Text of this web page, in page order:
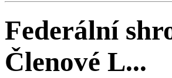
Federální
Členové L...